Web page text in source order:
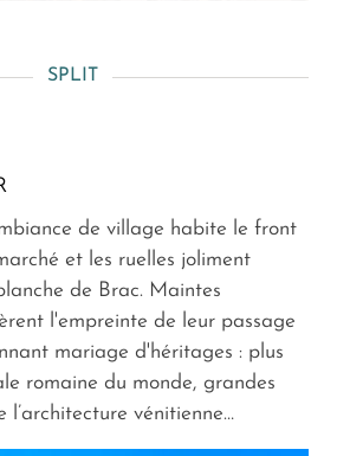
SPLIT
de village habite le front
et les ruelles joliment
de Brac. Maintes
l'empreinte de leur passage
mariage d'héritages : plus
romaine du monde, grandes
l’architecture vénitienne…